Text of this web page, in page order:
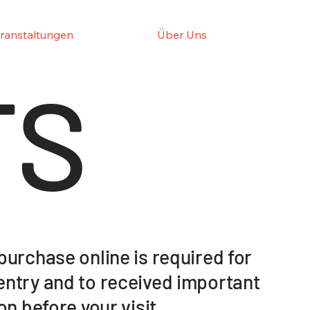
Über Uns
online is required for
and to received important